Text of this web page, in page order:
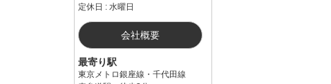
定休日 : 水曜日
会社概要
最寄り駅
東京メトロ銀座線・千代田線